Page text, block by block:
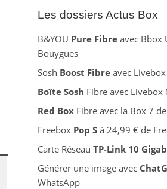
Les dossiers Actus Box
B&YOU Pure Fibreavec Bbox
Bouygues
Sosh Boost Fibreavec Livebox
Boîte Sosh Fibre avec Livebox
Red BoxFibre avec la Box 7 de
Freebox Pop Sà 24,99 € de
Carte Réseau TP-Link 10
Générer une image avec
WhatsApp